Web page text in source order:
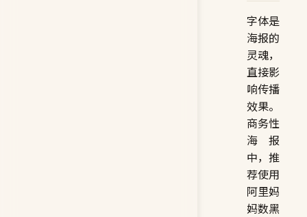
字体是
海报的
灵魂，
直接影
响传播
效果。
商务性
海报
中，推
荐使用
阿里妈
妈数黑